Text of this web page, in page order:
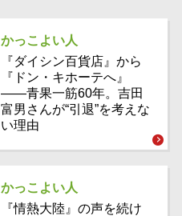
かっこよい人
『ダイシン百貨店』から
『ドン・キホーテへ』
――青果一筋60年。吉田
富男さんが“引退”を考えな
い理由
かっこよい人
『情熱大陸』の声を続け